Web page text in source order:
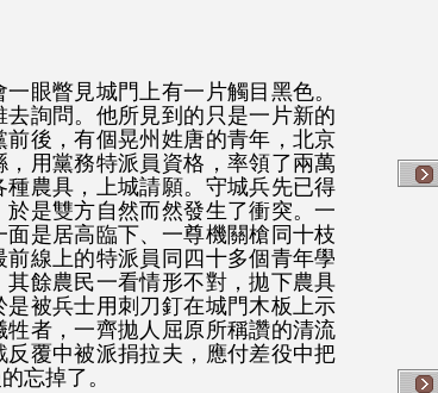
眼瞥見城門上有一片觸目黑色。
詢問。他所見到的只是一片新的
後，有個晃州姓唐的青年，北京
用黨務特派員資格，率領了兩萬
農具，上城請願。守城兵先已得
是雙方自然而然發生了衝突。一
是居高臨下、一尊機關槍同十枝
線上的特派員同四十多個青年學
餘農民一看情形不對，拋下農具
被兵士用刺刀釘在城門木板上示
者，一齊拋人屈原所稱讚的清流
覆中被派捐拉夫，應付差役中把
忘掉了。